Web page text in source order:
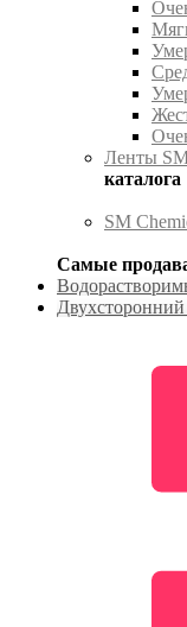
Ленты
SM
Самые
Двухсторонний